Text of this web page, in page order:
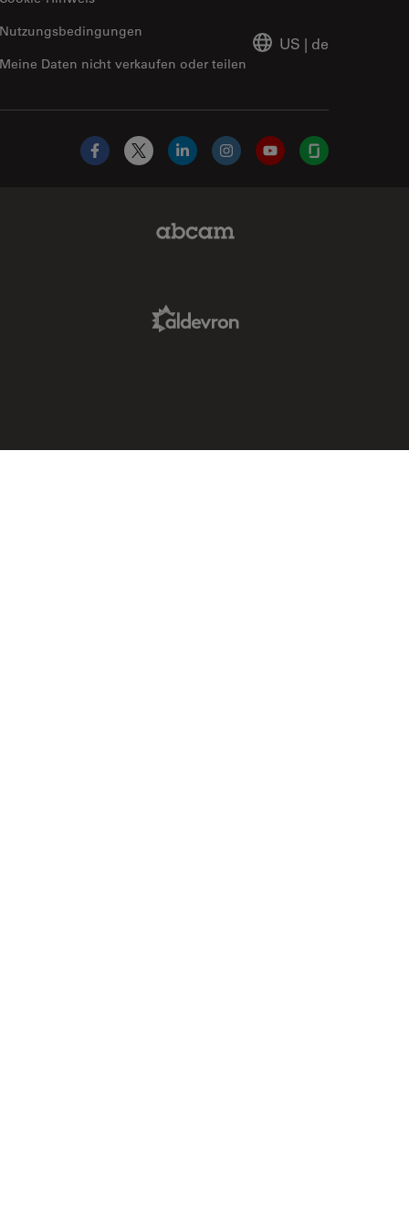
Meine Daten nicht verkaufen oder teilen
Nutzungsbedingungen
US | de
Facebook
X LinkedInInstagramYouTubeGlassdoor